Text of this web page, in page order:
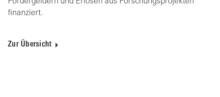
finanziert.
Zur Übersicht